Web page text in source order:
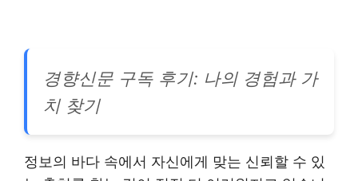
경향신문 구독 후기: 나의 경험과 가
치 찾기
정보의 바다 속에서 자신에게 맞는 신뢰할 수 있